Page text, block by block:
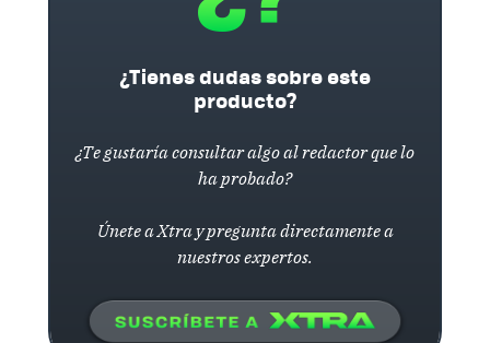
¿Tienes dudas sobre este
producto?
¿Te gustaría consultar algo al redactor que lo
ha probado?
Únete a Xtra y pregunta directamente a
nuestros expertos.